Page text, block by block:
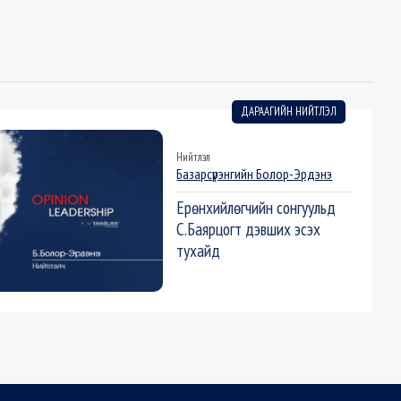
ДАРААГИЙН НИЙТЛЭЛ
Нийтлэл
Базарсүрэнгийн Болор-Эрдэнэ
Ерөнхийлөгчийн сонгуульд
С.Баярцогт дэвших эсэх
тухайд